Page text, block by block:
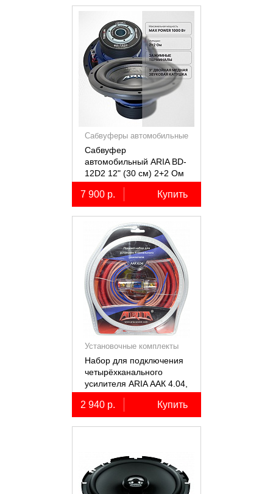
Сабвуферы автомобильные
Сабвуфер
автомобильный ARIA BD-
12D2 12" (30 см) 2+2 Ом
7 900 р. Купить
Установочные комплекты
(КИТы)
Набор для подключения
четырёхканального
усилителя ARIA ААК 4.04,
4AWG, miniANL 60А,
омедненный алюминий
(ССА)
2 940 р. Купить